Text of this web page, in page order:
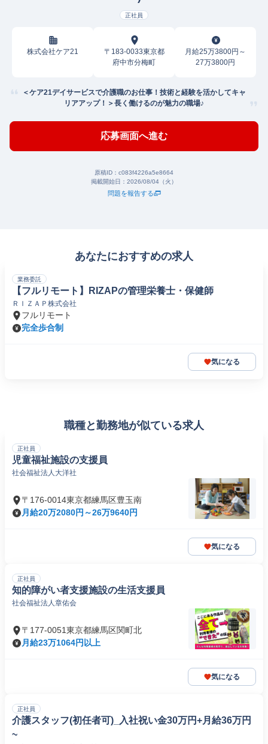
正社員
株式会社ケア21
〒183-0033東京都
府中市分梅町
月給25万3800円～
27万3800円
＜ケア21デイサービスで介護職のお仕事！技術と経験を活かしてキャ
リアアップ！＞長く働けるのが魅力の職場♪
応募画面へ進む
原稿ID： c083f4226a5e8664
掲載開始日： 2026/08/04（火）
問題を報告する
あなたにおすすめの求人
業務委託
【フルリモート】RIZAPの管理栄養士・保健師
ＲＩＺＡＰ株式会社
フルリモート
完全歩合制
気になる
職種と勤務地が似ている求人
正社員
児童福祉施設の支援員
社会福祉法人大洋社
〒176-0014東京都練馬区豊玉南
月給20万2080円～26万9640円
気になる
正社員
知的障がい者支援施設の生活支援員
社会福祉法人章佑会
〒177-0051東京都練馬区関町北
月給23万1064円以上
気になる
正社員
介護スタッフ(初任者可)_入社祝い金30万円+月給36万円
~